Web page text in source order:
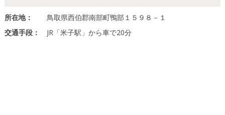
所在地：
鳥取県西伯郡南部町鴨部１５９８－１
交通手段：
JR「米子駅」から車で20分